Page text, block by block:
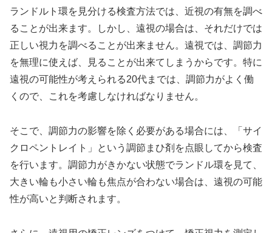
ランドルト環を見分ける検査方法では、近視の有無を調べ
ることが出来ます。しかし、遠視の場合は、それだけでは
正しい視力を調べることが出来ません。遠視では、調節力
を無理に使えば、見ることが出来てしまうからです。特に
遠視の可能性が考えられる20代までは、調節力がよく働
くので、これを考慮しなければなりません。
そこで、調節力の影響を除く必要がある場合には、「サイ
クロペントレイト」という調節まひ剤を点眼してから検査
を行います。調節力がきかない状態でランドル環を見て、
大きい輪も小さい輪も焦点が合わない場合は、遠視の可能
性が高いと判断されます。